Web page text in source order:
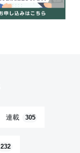
連載 305
232